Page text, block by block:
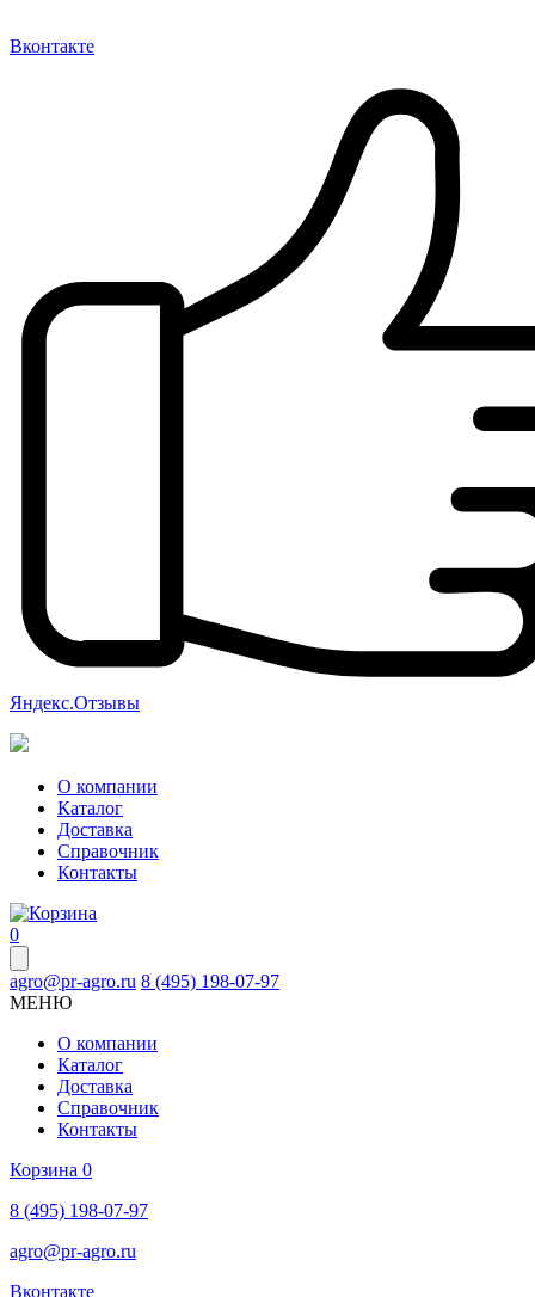
Вконтакте
Яндекс.Отзывы
О компании
Каталог
Доставка
Справочник
Контакты
0
agro@pr-agro.ru 8 (495) 198-07-97
МЕНЮ
О компании
Каталог
Доставка
Справочник
Контакты
Корзина 0
8 (495) 198-07-97
agro@pr-agro.ru
Вконтакте